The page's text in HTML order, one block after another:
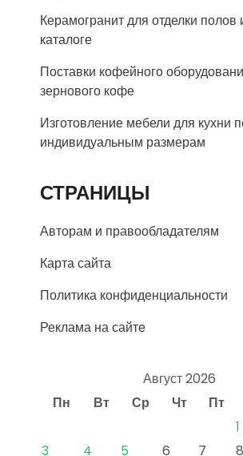
Керамогранит для отделки полов
каталоге
Поставки кофейного
зернового кофе
Изготовление мебели для кухни
индивидуальным размерам
СТРАНИЦЫ
Авторам и правообладателям
Карта сайта
Политика конфиденциальности
Реклама на сайте
Август 2026
Пн
Вт Ср Чт Пт
1
3
4 5 6 7 8